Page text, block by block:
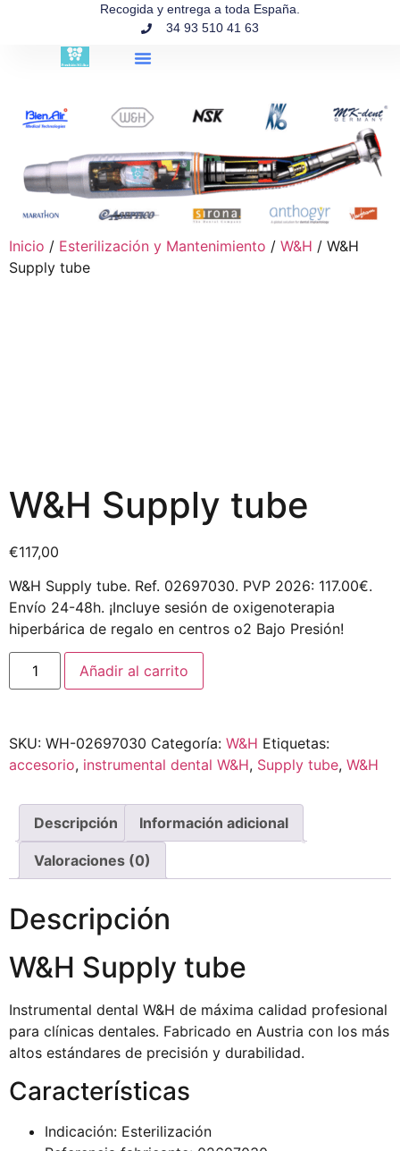
Recogida y entrega a toda España.
34 93 510 41 63
Inicio / Esterilización y Mantenimiento / W&H / W&H
Supply tube
W&H Supply tube
€117,00
W&H Supply tube. Ref. 02697030. PVP 2026: 117.00€.
Envío 24-48h. ¡Incluye sesión de oxigenoterapia
hiperbárica de regalo en centros o2 Bajo Presión!
Añadir al carrito
SKU: WH-02697030 Categoría: W&H Etiquetas:
accesorio, instrumental dental W&H, Supply tube, W&H
Descripción Información adicional
Valoraciones (0)
Descripción
W&H Supply tube
Instrumental dental W&H de máxima calidad profesional
para clínicas dentales. Fabricado en Austria con los más
altos estándares de precisión y durabilidad.
Características
Indicación: Esterilización